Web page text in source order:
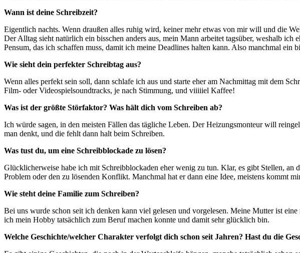
Wann ist deine Schreibzeit?
Eigentlich nachts. Wenn draußen alles ruhig wird, keiner mehr etwas von mir will und die
Der Alltag sieht natürlich ein bisschen anders aus, mein Mann arbeitet tagsüber, weshalb
Pensum, das ich schaffen muss, damit ich meine Deadlines halten kann. Also manchmal
Wie sieht dein perfekter Schreibtag aus?
Wenn alles perfekt sein soll, dann schlafe ich aus und starte eher am Nachmittag mit dem
Film- oder Videospielsoundtracks, je nach Stimmung, und viiiiiel Kaffee!
Was ist der größte Störfaktor? Was hält dich vom Schreiben ab?
Ich würde sagen, in den meisten Fällen das tägliche Leben. Der Heizungsmonteur will
man denkt, und die fehlt dann halt beim Schreiben.
Was tust du, um eine Schreibblockade zu lösen?
Glücklicherweise habe ich mit Schreibblockaden eher wenig zu tun. Klar, es gibt Stellen, an
Problem oder den zu lösenden Konflikt. Manchmal hat er dann eine Idee, meistens kommt
Wie steht deine Familie zum Schreiben?
Bei uns wurde schon seit ich denken kann viel gelesen und vorgelesen. Meine Mutter ist
ich mein Hobby tatsächlich zum Beruf machen konnte und damit sehr glücklich bin.
Welche Geschichte/welcher Charakter verfolgt dich schon seit Jahren? Hast du die